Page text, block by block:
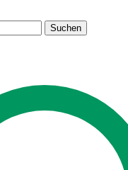
Suchen